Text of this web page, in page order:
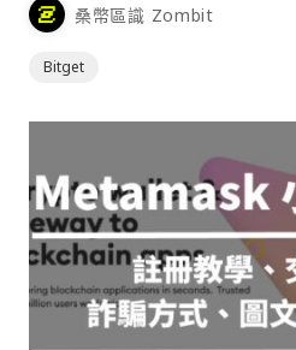
桑幣區識 Zombit
Bitget